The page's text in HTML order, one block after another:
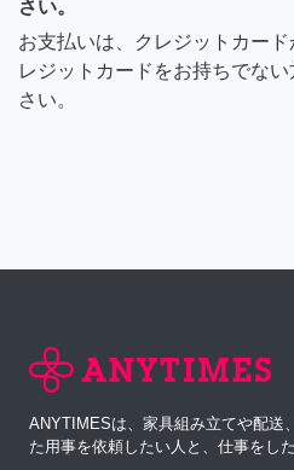
さい。
お支払いは、クレジットカー
レジットカードをお持ちでな
さい。
ANYTIMESは、家具組み立てや配送
た用事を依頼したい人と、仕事をし